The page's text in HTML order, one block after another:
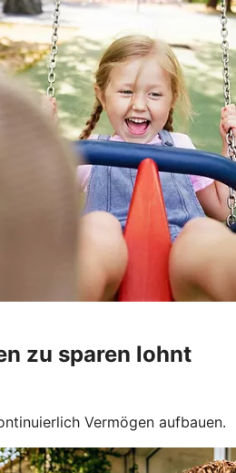
zu sparen lohnt
Vermögen aufbauen.